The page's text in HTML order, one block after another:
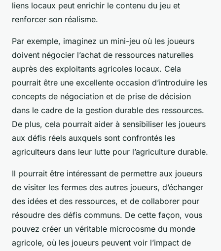
liens locaux peut enrichir le contenu du jeu et
renforcer son réalisme.
Par exemple, imaginez un mini-jeu où les joueurs
doivent négocier l’achat de ressources naturelles
auprès des exploitants agricoles locaux. Cela
pourrait être une excellente occasion d’introduire les
concepts de négociation et de prise de décision
dans le cadre de la gestion durable des ressources.
De plus, cela pourrait aider à sensibiliser les joueurs
aux défis réels auxquels sont confrontés les
agriculteurs dans leur lutte pour l’agriculture durable.
Il pourrait être intéressant de permettre aux joueurs
de visiter les fermes des autres joueurs, d’échanger
des idées et des ressources, et de collaborer pour
résoudre des défis communs. De cette façon, vous
pouvez créer un véritable microcosme du monde
agricole, où les joueurs peuvent voir l’impact de